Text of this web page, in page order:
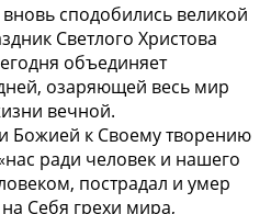
сподобились великой
Светлого Христова
объединяет
озаряющей весь мир
вечной.
Божией к Своему творению
ради человек и нашего
пострадал и умер
Себя грехи мира,